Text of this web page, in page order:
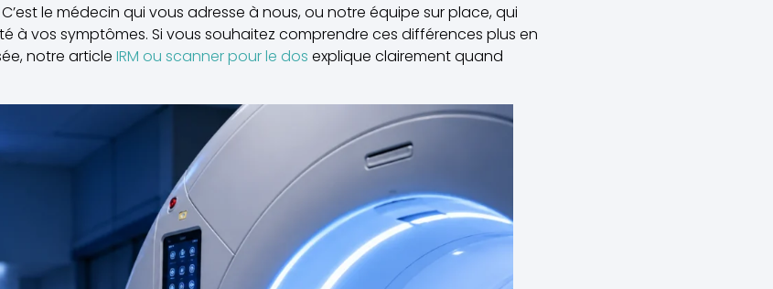
le médecin qui vous adresse à nous, ou notre équipe sur place, qui
à vos symptômes. Si vous souhaitez comprendre ces différences plus en
notre article IRM ou scanner pour le dos explique clairement quand